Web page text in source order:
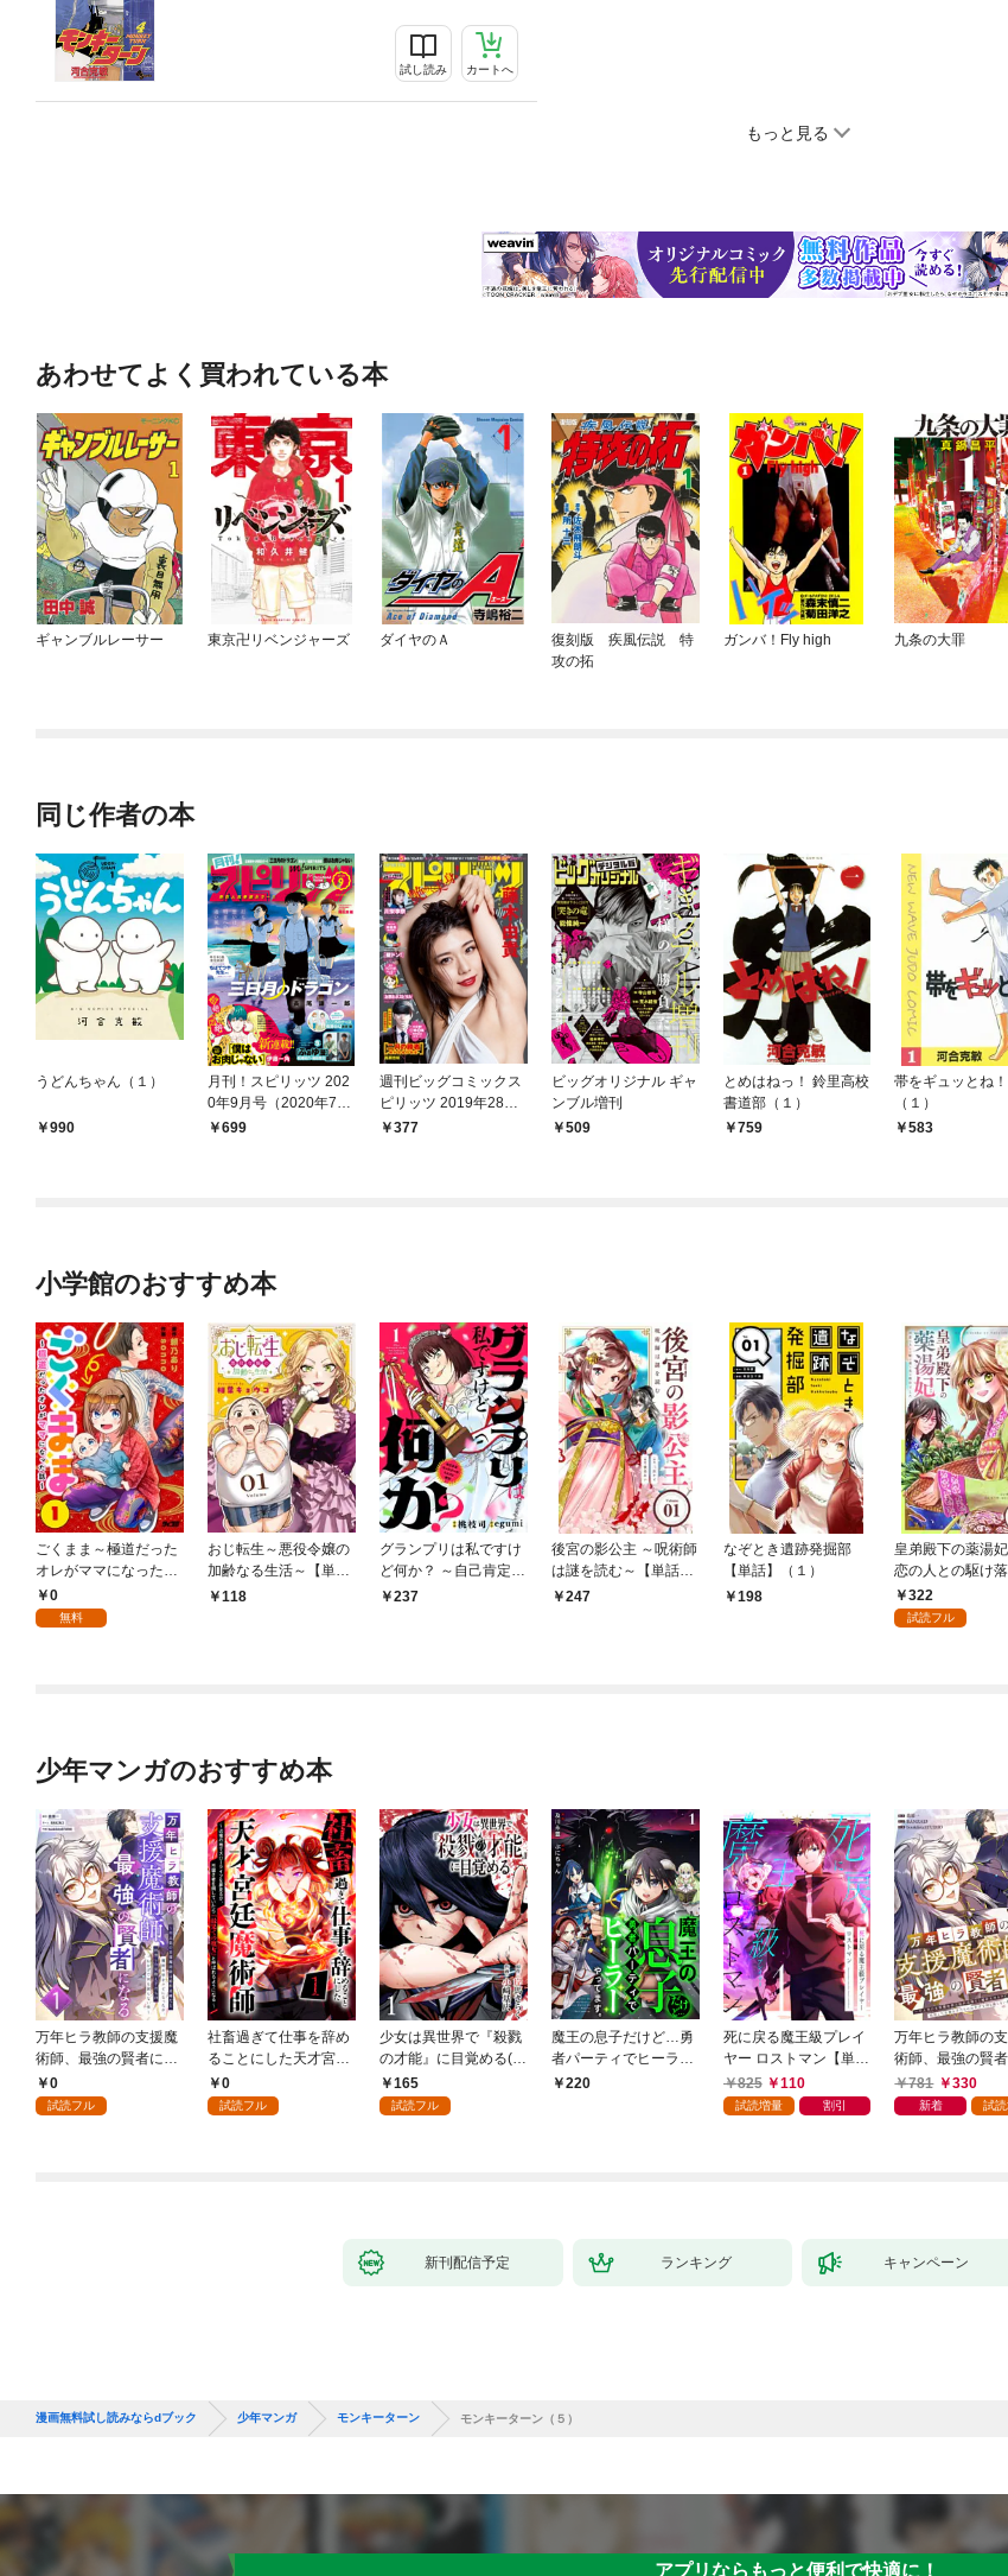
試し読み カートへ
もっと見る
あわせてよく買われている本
ギャンブルレーサー 東京卍リベンジャーズ ダイヤのＡ
復刻版 疾風伝説 特
攻の拓
ガンバ！Fly high 九条の大罪
同じ作者の本
うどんちゃん（１）
990
月刊！スピリッツ 202
0年9月号（2020年7月
27日発売号）
699
週刊ビッグコミックス
ピリッツ 2019年28号
【デジタル版限定グラ
377
ビッグオリジナル ギャ
ンブル増刊
509
とめはねっ！ 鈴里高校
書道部（１）
759
帯をギュッとね！
（１）
583
小学館のおすすめ本
ごくまま～極道だった
オレがママになった話
～【単話】（１）
0
無料
おじ転生～悪役令嬢の
加齢なる生活～【単
話】（１）
118
グランプリは私ですけ
ど何か？ ～自己肯定モ
ンスターのミスコン無
237
後宮の影公主 ～呪術師
は謎を読む～【単話】
（１）
247
なぞとき遺跡発掘部
【単話】（１）
198
皇弟殿下の薬湯
恋の人との駆け
は後宮でした～【
話】（１）
322
試読フル
少年マンガのおすすめ本
万年ヒラ教師の支援魔
術師、最強の賢者にな
る～不人気の支援魔術
師は給料泥棒だと魔術
0
試読フル
社畜過ぎて仕事を辞め
ることにした天才宮廷
魔術師～辺境の地でス
ローライフを夢見る
0
試読フル
少女は異世界で『殺戮
の才能』に目覚める(話
売り) #1
165
試読フル
魔王の息子だけど…勇
者パーティでヒーラー
やってます。1
220
死に戻る魔王級プレイ
ヤー ロストマン【単行
本版】 1巻
825 110
試読増量 割引
万年ヒラ教師の
術師、最強の賢
る～不人気の支援
師は給料泥棒だ
781 330
新着 試
新刊配信予定 ランキング キャンペーン
漫画無料試し読みならdブック 少年マンガ モンキーターン モンキーターン（５）
アプリならもっと便利で快適に！